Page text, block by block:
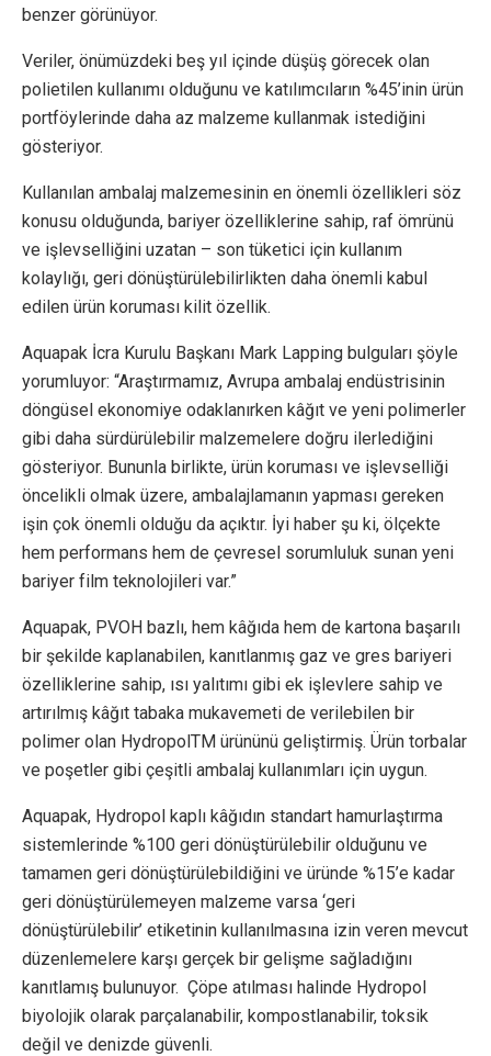
benzer görünüyor.
Veriler, önümüzdeki beş yıl içinde düşüş görecek olan
polietilen kullanımı olduğunu ve katılımcıların %45’inin ürün
portföylerinde daha az malzeme kullanmak istediğini
gösteriyor.
Kullanılan ambalaj malzemesinin en önemli özellikleri söz
konusu olduğunda, bariyer özelliklerine sahip, raf ömrünü
ve işlevselliğini uzatan – son tüketici için kullanım
kolaylığı, geri dönüştürülebilirlikten daha önemli kabul
edilen ürün koruması kilit özellik.
Aquapak İcra Kurulu Başkanı Mark Lapping bulguları şöyle
yorumluyor: “Araştırmamız, Avrupa ambalaj endüstrisinin
döngüsel ekonomiye odaklanırken kâğıt ve yeni polimerler
gibi daha sürdürülebilir malzemelere doğru ilerlediğini
gösteriyor. Bununla birlikte, ürün koruması ve işlevselliği
öncelikli olmak üzere, ambalajlamanın yapması gereken
işin çok önemli olduğu da açıktır. İyi haber şu ki, ölçekte
hem performans hem de çevresel sorumluluk sunan yeni
bariyer film teknolojileri var.”
Aquapak, PVOH bazlı, hem kâğıda hem de kartona başarılı
bir şekilde kaplanabilen, kanıtlanmış gaz ve gres bariyeri
özelliklerine sahip, ısı yalıtımı gibi ek işlevlere sahip ve
artırılmış kâğıt tabaka mukavemeti de verilebilen bir
polimer olan HydropolTM ürününü geliştirmiş. Ürün torbalar
ve poşetler gibi çeşitli ambalaj kullanımları için uygun.
Aquapak, Hydropol kaplı kâğıdın standart hamurlaştırma
sistemlerinde %100 geri dönüştürülebilir olduğunu ve
tamamen geri dönüştürülebildiğini ve üründe %15’e kadar
geri dönüştürülemeyen malzeme varsa ‘geri
dönüştürülebilir’ etiketinin kullanılmasına izin veren mevcut
düzenlemelere karşı gerçek bir gelişme sağladığını
kanıtlamış bulunuyor. Çöpe atılması halinde Hydropol
biyolojik olarak parçalanabilir, kompostlanabilir, toksik
değil ve denizde güvenli.